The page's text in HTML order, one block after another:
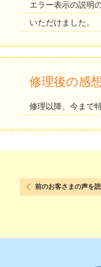
エラー表示の説明
いただけました。
修理後の感
修理以降、今まで
前のお客さまの声を